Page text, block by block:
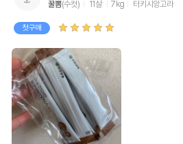
꿀뽐(수컷) 11살 7kg 터키시앙고라
첫구매